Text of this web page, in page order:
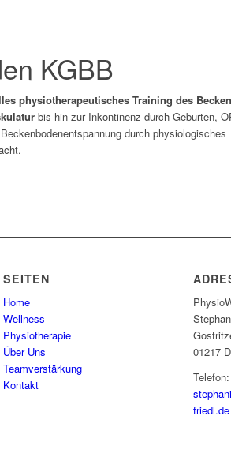
KGBB
physiotherapeutisches Training des
bis hin zur Inkontinenz durch Geburten,
durch physiologisches
SEITEN
Home
Wellness
Physiotherapie
Über Uns
Teamverstärkung
Kontakt
01217
friedl.de